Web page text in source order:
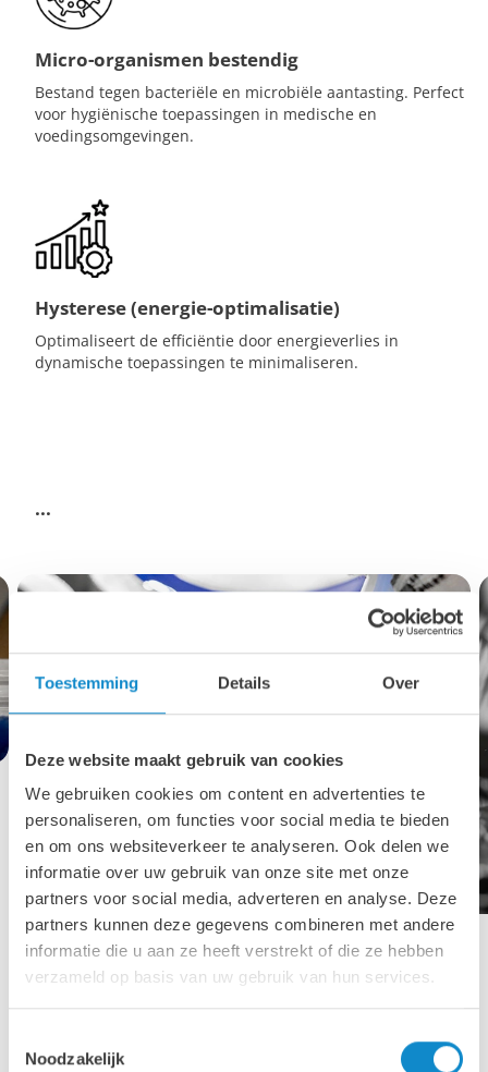
Toestemming Details Over
Deze website maakt gebruik van cookies
We gebruiken cookies om content en advertenties te
personaliseren, om functies voor social media te bieden
en om ons websiteverkeer te analyseren. Ook delen we
informatie over uw gebruik van onze site met onze
partners voor social media, adverteren en analyse. Deze
partners kunnen deze gegevens combineren met andere
informatie die u aan ze heeft verstrekt of die ze hebben
verzameld op basis van uw gebruik van hun services.
Noodzakelijk
Micro-organismen bestendig
Bestand tegen bacteriële en microbiële aantasting. Perfect
voor hygiënische toepassingen in medische en
voedingsomgevingen.
Hysterese (energie-optimalisatie)
Optimaliseert de efficiëntie door energieverlies in
dynamische toepassingen te minimaliseren.
...
oplossingen en gietwerk